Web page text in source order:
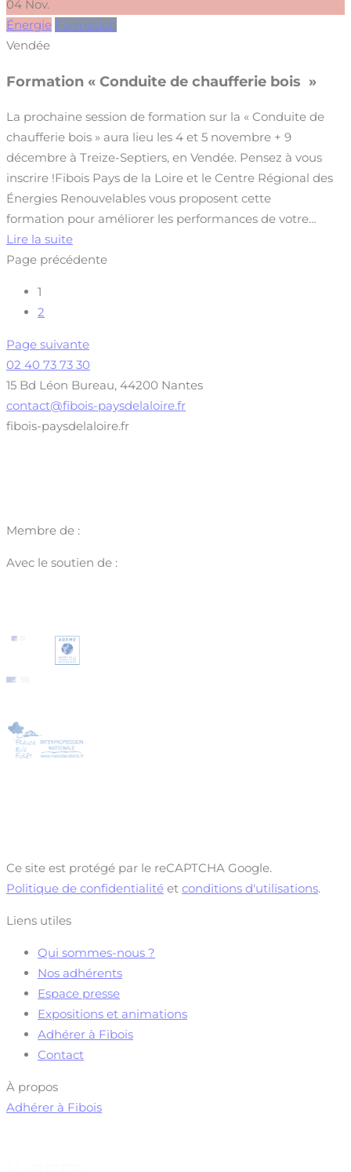
04 Nov.
Énergie Formation
Vendée
Formation « Conduite de chaufferie bois »
La prochaine session de formation sur la « Conduite de
chaufferie bois » aura lieu les 4 et 5 novembre + 9
décembre à Treize-Septiers, en Vendée. Pensez à vous
inscrire !Fibois Pays de la Loire et le Centre Régional des
Énergies Renouvelables vous proposent cette
formation pour améliorer les performances de votre…
Lire la suite
Page précédente
1
2
Page suivante
02 40 73 73 30
15 Bd Léon Bureau, 44200 Nantes
contact@fibois-paysdelaloire.fr
fibois-paysdelaloire.fr
Membre de :
Avec le soutien de :
Ce site est protégé par le reCAPTCHA Google.
Politique de confidentialité et conditions d'utilisations.
Liens utiles
Qui sommes-nous ?
Nos adhérents
Espace presse
Expositions et animations
Adhérer à Fibois
Contact
À propos
Adhérer à Fibois